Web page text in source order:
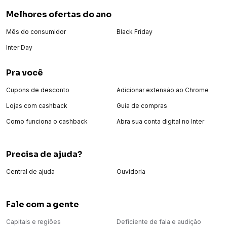
Melhores ofertas do ano
Mês do consumidor
Inter Day
Black Friday
Pra você
Cupons de desconto
Lojas com cashback
Como funciona o cashback
Adicionar extensão ao Chrome
Guia de compras
Abra sua conta digital no Inter
Precisa de ajuda?
Central de ajuda Ouvidoria
Fale com a gente
Capitais e regiões
Deficiente de fala e audição